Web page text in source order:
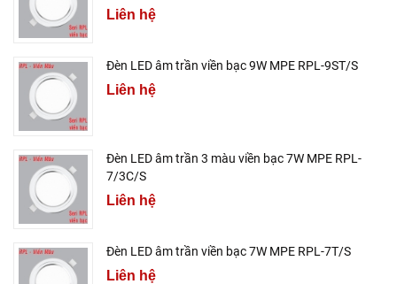
Liên hệ
Đèn LED âm trần viền bạc 9W MPE RPL-9ST/S
Liên hệ
Đèn LED âm trần 3 màu viền bạc 7W MPE RPL-
7/3C/S
Liên hệ
Đèn LED âm trần viền bạc 7W MPE RPL-7T/S
Liên hệ